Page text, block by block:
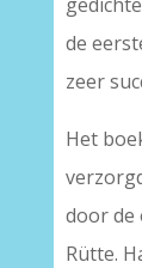
de
zeer
Het
door de
Rütte.